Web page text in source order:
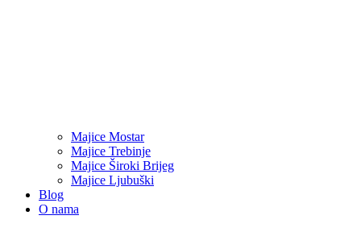
Majice Mostar
Majice Trebinje
Majice Široki Brijeg
Majice Ljubuški
Blog
O nama